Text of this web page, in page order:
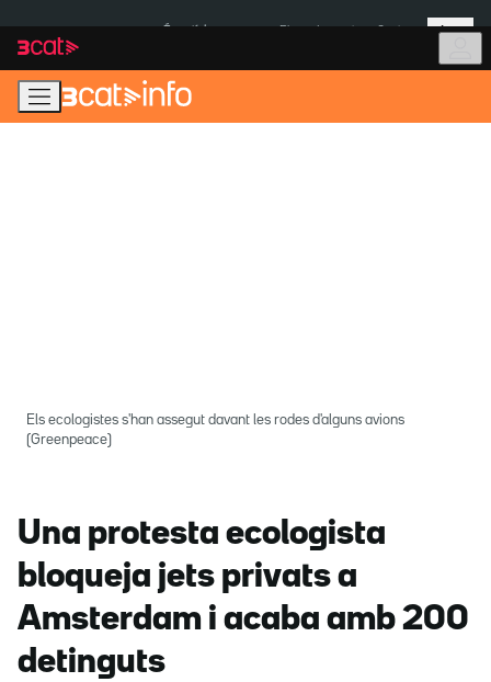
navegació
principal
contingut
Més
Els ecologistes s'han assegut davant les rodes d'alguns avions
(Greenpeace)
Una protesta ecologista
bloqueja jets privats a
Amsterdam i acaba amb 200
detinguts